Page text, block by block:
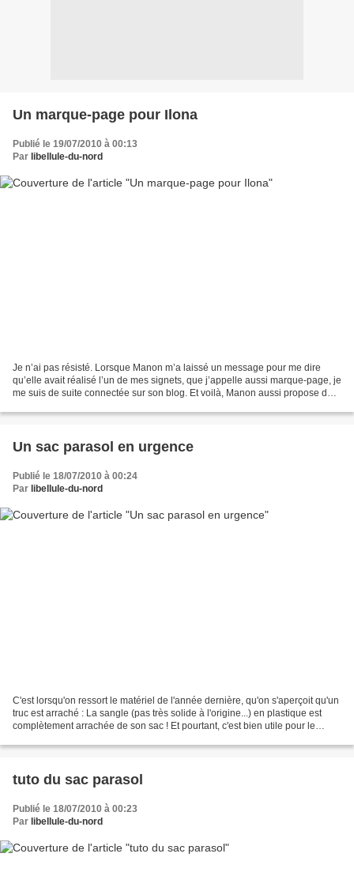
Un marque-page pour Ilona
Publié le 19/07/2010 à 00:13
Par libellule-du-nord
Je n’ai pas résisté. Lorsque Manon m’a laissé un message pour me dire
qu’elle avait réalisé l’un de mes signets, que j’appelle aussi marque-page, je
me suis de suite connectée sur son blog. Et voilà, Manon aussi propose des
Un sac parasol en urgence
Publié le 18/07/2010 à 00:24
Par libellule-du-nord
C'est lorsqu'on ressort le matériel de l'année dernière, qu'on s'aperçoit qu'un
truc est arraché : La sangle (pas très solide à l'origine...) en plastique est
complètement arrachée de son sac ! Et pourtant, c'est bien utile pour le
tuto du sac parasol
Publié le 18/07/2010 à 00:23
Par libellule-du-nord